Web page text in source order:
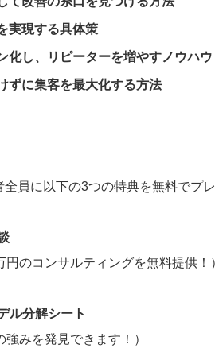
実現する具体策
化し、リピーターを増やすノウハウ
ずに集客を最大化する方法
員に以下の3つの特典を無料でプレ
円のコンサルティングを無料提供！
ル分解シート
強みを発見できます！）